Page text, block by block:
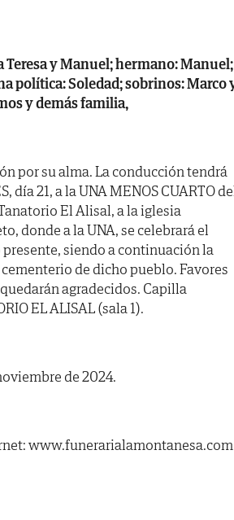
Teresa y Manuel; hermano: Manuel;
política: Soledad; sobrinos: Marco
y demás familia,
por su alma. La conducción tendrá
día 21, a la UNA MENOS CUARTO
El Alisal, a la iglesia
donde a la UNA, se celebrará el
siendo a continuación la
de dicho pueblo. Favores
agradecidos. Capilla
EL ALISAL (sala 1).
de 2024.
www.funerarialamontanesa.com